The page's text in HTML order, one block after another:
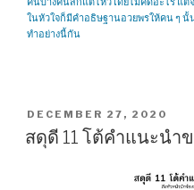
ในหัวใจก็มีคำอธิษฐานอวยพรให้คน ๆ
ทำอย่างนี้กัน
POSTED
ON
DECEMBER 27, 2020
สดุดี 11 โต้คำแนะนำ